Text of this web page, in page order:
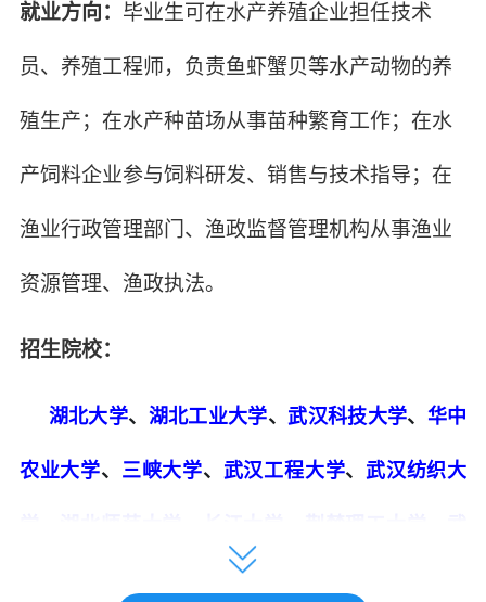
就业方向： 毕业生可在水产养殖企业担任技术
员、养殖工程师，负责鱼虾蟹贝等水产动物的养
殖生产；在水产种苗场从事苗种繁育工作；在水
产饲料企业参与饲料研发、销售与技术指导；在
渔业行政管理部门、渔政监督管理机构从事渔业
资源管理、渔政执法。
招生院校：
湖北大学、 湖北工业大学、武汉科技大学、 华中
农业大学、 三峡大学、 武汉工程大学、武汉纺织大
武汉轻工大学